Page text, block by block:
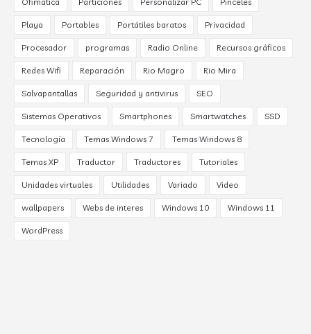
Playa Portables Portátiles baratos Privacidad
Procesador programas Radio Online Recursos gráficos
Redes Wifi Reparación Rio Magro Rio Mira
Salvapantallas Seguridad y antivirus SEO
Sistemas Operativos Smartphones Smartwatches SSD
Tecnología Temas Windows 7 Temas Windows 8
Temas XP Traductor Traductores Tutoriales
Unidades virtuales Utilidades Variado Video
wallpapers Webs de interes Windows 10 Windows 11
WordPress